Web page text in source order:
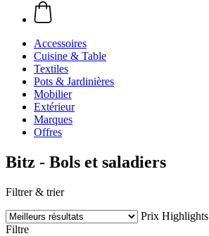
Accessoires
Cuisine & Table
Textiles
Pots & Jardinières
Mobilier
Extérieur
Marques
Offres
Bitz - Bols et saladiers
Filtrer & trier
Prix Highlights
Filtre